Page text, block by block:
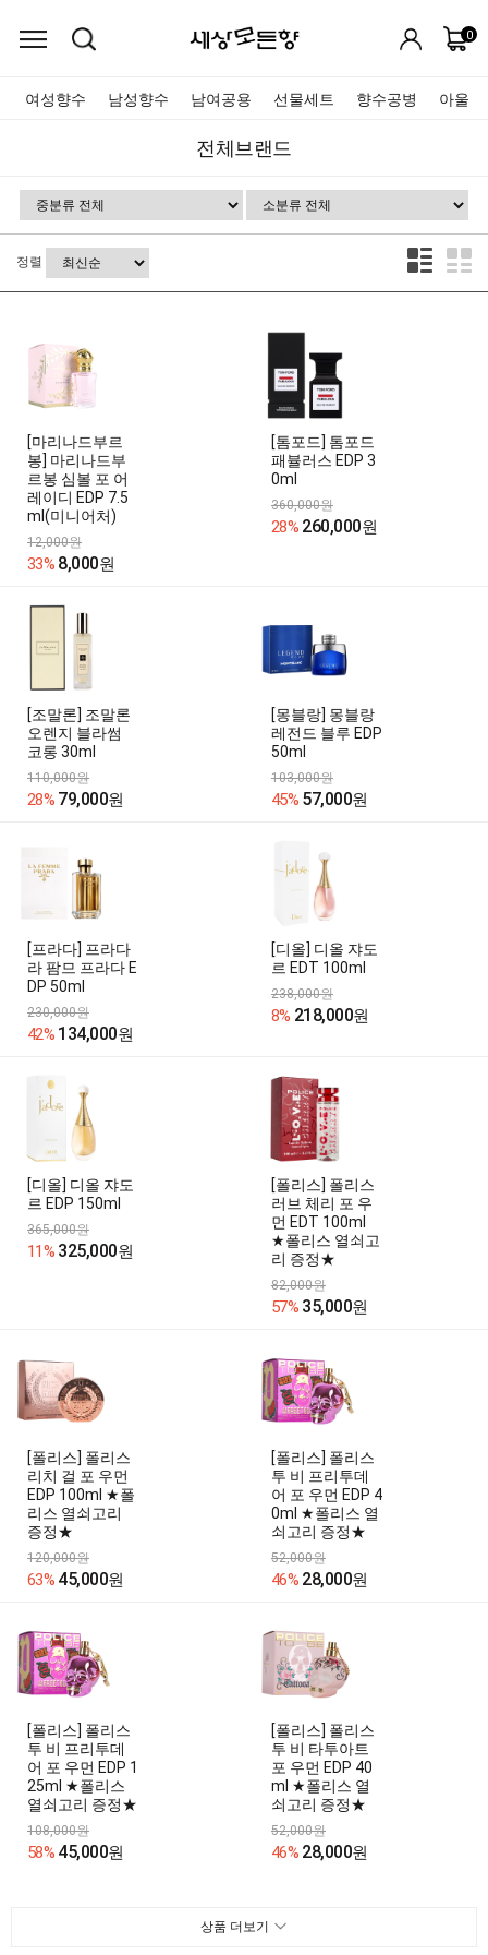
0
여성향수 남성향수 남여공용 선물세트 향수공병 아울렛
전체브랜드
정렬
[마리나드부르
봉] 마리나드부
르봉 심볼 포 어
레이디 EDP 7.5
ml(미니어처)
12,000원
33% 8,000원
[톰포드] 톰포드
패뷸러스 EDP 3
0ml
360,000원
28% 260,000원
[조말론] 조말론
오렌지 블라썸
코롱 30ml
110,000원
28% 79,000원
[몽블랑] 몽블랑
레전드 블루 EDP
50ml
103,000원
45% 57,000원
[프라다] 프라다
라 팜므 프라다 E
DP 50ml
230,000원
42% 134,000원
[디올] 디올 쟈도
르 EDT 100ml
238,000원
8% 218,000원
[디올] 디올 쟈도
르 EDP 150ml
365,000원
11% 325,000원
[폴리스] 폴리스
러브 체리 포 우
먼 EDT 100ml
★폴리스 열쇠고
리 증정★
82,000원
57% 35,000원
[폴리스] 폴리스
리치 걸 포 우먼
EDP 100ml ★폴
리스 열쇠고리
증정★
120,000원
63% 45,000원
[폴리스] 폴리스
투 비 프리투데
어 포 우먼 EDP 4
0ml ★폴리스 열
쇠고리 증정★
52,000원
46% 28,000원
[폴리스] 폴리스
투 비 프리투데
어 포 우먼 EDP 1
25ml ★폴리스
열쇠고리 증정★
108,000원
58% 45,000원
[폴리스] 폴리스
투 비 타투아트
포 우먼 EDP 40
ml ★폴리스 열
쇠고리 증정★
52,000원
46% 28,000원
상품 더보기